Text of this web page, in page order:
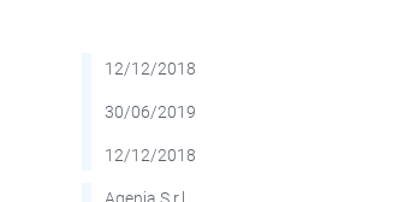
12/12/2018
30/06/2019
12/12/2018
Agenia S.r.l.